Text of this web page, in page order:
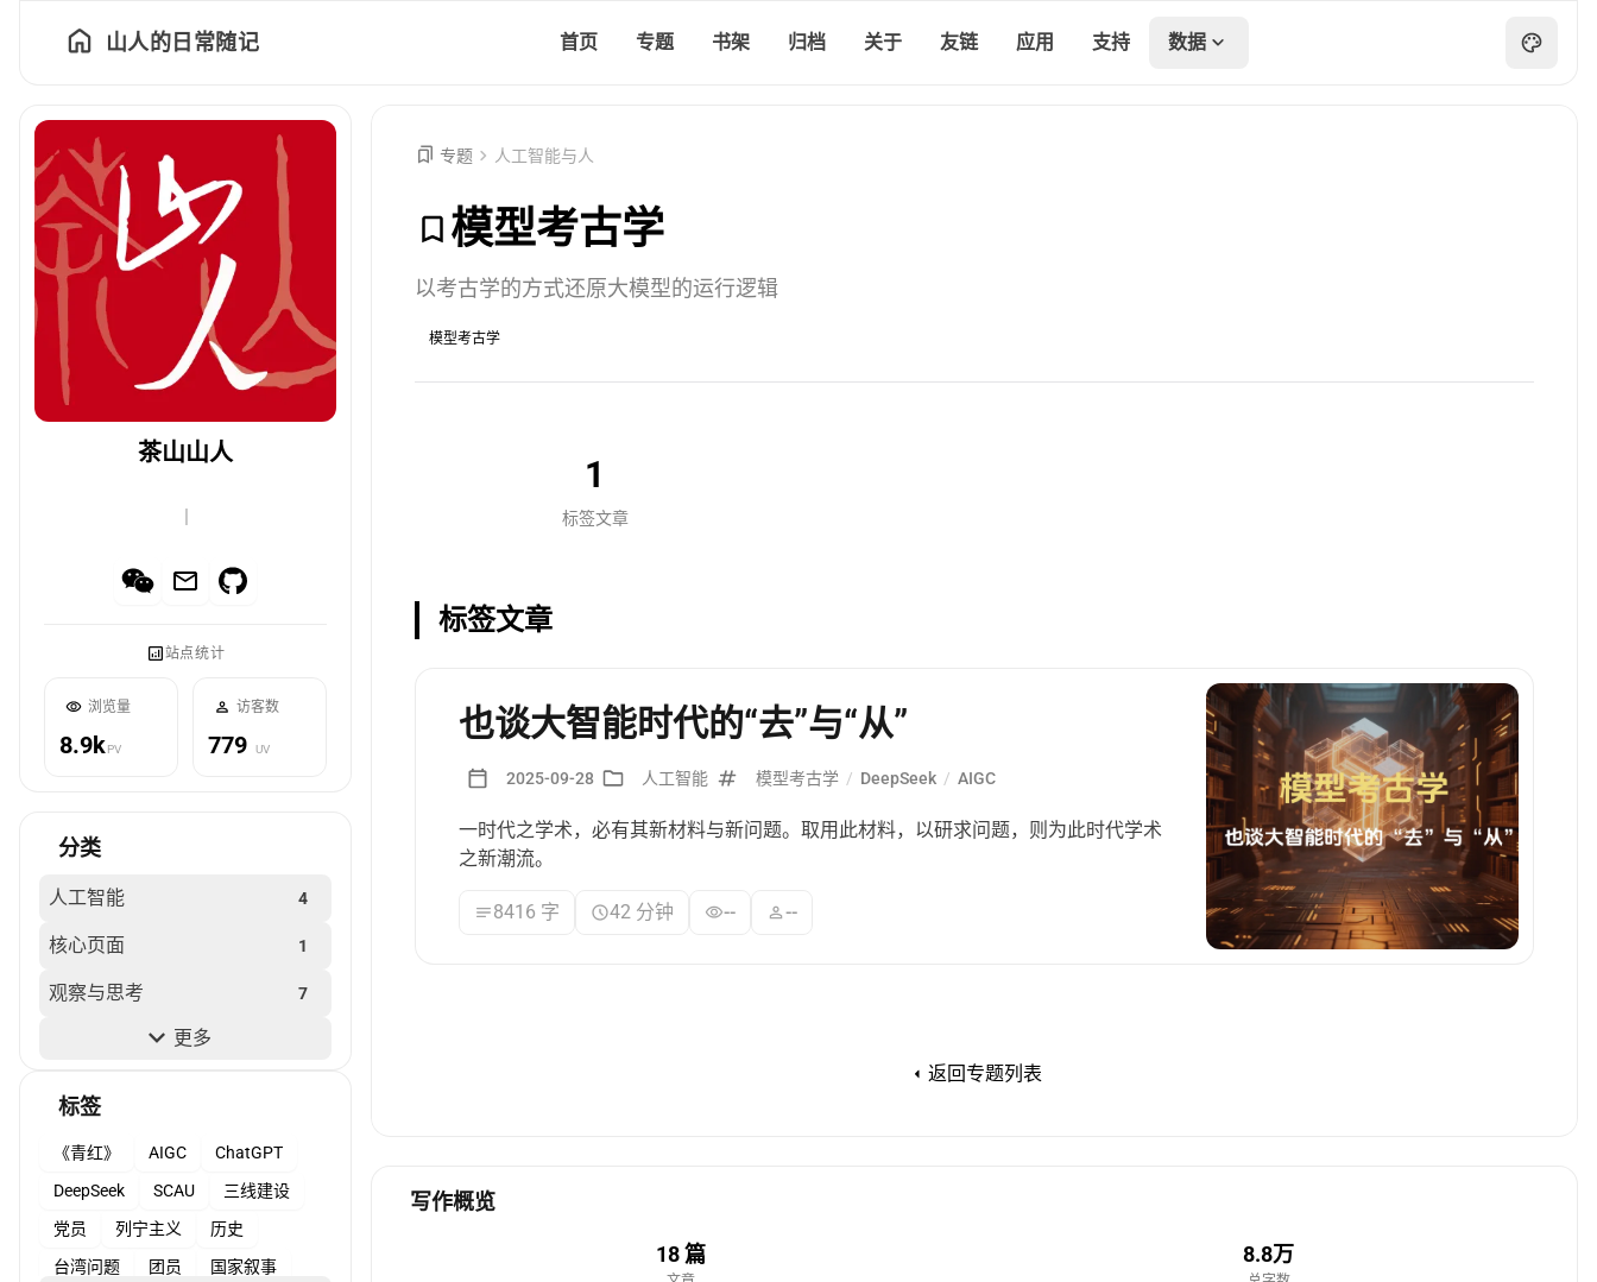
山人的日常随记 首页 专题 书架 归档 关于 友链 应用 支持 数据
茶山山人
|
站点统计
浏览量
8.9kPV
访客数
779 UV
分类
人工智能 4
核心页面 1
观察与思考 7
更多
标签
《青红》 AIGC
ChatGPT
DeepSeek
SCAU
三线建设
党员
列宁主义
历史
台湾问题
团员
国家叙事
专题 人工智能与人
模型考古学
以考古学的方式还原大模型的运行逻辑
模型考古学
1
标签文章
标签文章
也谈大智能时代的“去”与“从”
2025-09-28 人工智能 模型考古学 / DeepSeek / AIGC
一时代之学术，必有其新材料与新问题。取用此材料，以研求问题，则为此时代学术
之新潮流。
8416 字 42 分钟 -- --
返回专题列表
写作概览
18 篇 8.8万